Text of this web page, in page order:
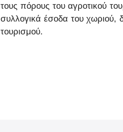
τους πόρους του αγροτικού
συλλογικά έσοδα του χωριού,
τουρισμού.